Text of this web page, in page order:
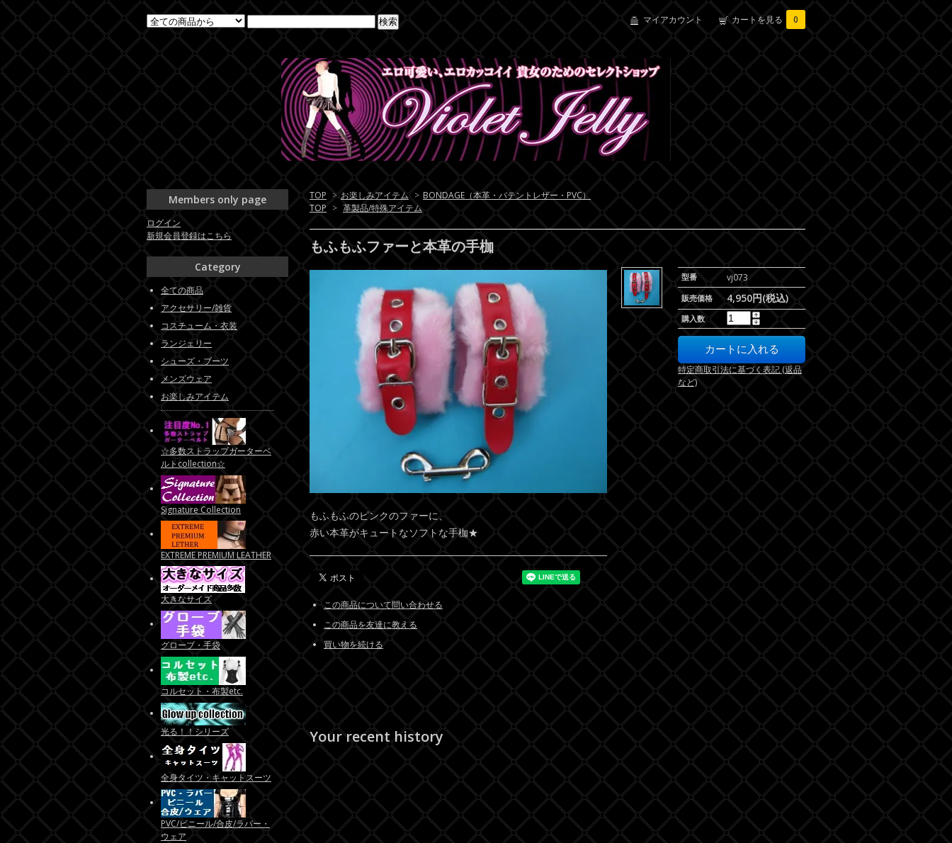
マイアカウント カートを見る 0
TOP > お楽しみアイテム > BONDAGE（本革・パテントレザー・PVC）
TOP > 革製品/特殊アイテム
もふもふファーと本革の手枷
型番 vj073
販売価格 4,950円(税込)
購入数
特定商取引法に基づく表記 (返品
など)
もふもふのピンクのファーに、
赤い本革がキュートなソフトな手枷★
この商品について問い合わせる
この商品を友達に教える
買い物を続ける
Your recent history
Members only page
ログイン
新規会員登録はこちら
Category
全ての商品
アクセサリー/雑貨
コスチューム・衣装
ランジェリー
シューズ・ブーツ
メンズウェア
お楽しみアイテム
☆多数ストラップガーターベ
ルトcollection☆
Signature Collection
EXTREME PREMIUM LEATHER
大きなサイズ
グローブ・手袋
コルセット・布製etc.
光る！！シリーズ
全身タイツ・キャットスーツ
PVC/ビニール/合皮/ラバー・
ウェア